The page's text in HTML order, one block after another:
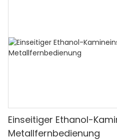
Einseitiger Ethanol-
Metallfernbedienung